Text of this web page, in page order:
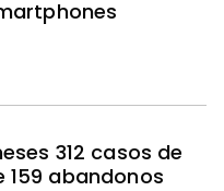
312 casos de
abandonos